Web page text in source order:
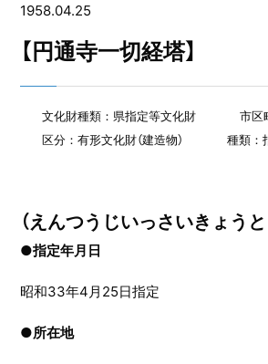
1958.04.25
【円通寺一切経塔】
文化財種類：県指定等文化財
市区
区分：有形文化財（建造物）
種類：
（えんつうじいっさいきょうと
●指定年月日
昭和33年4月25日指定
●所在地